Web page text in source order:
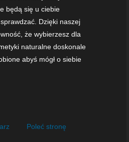
będą się u ciebie
Dzięki naszej
że wybierzesz dla
naturalne doskonale
abyś mógł o siebie
Poleć stronę